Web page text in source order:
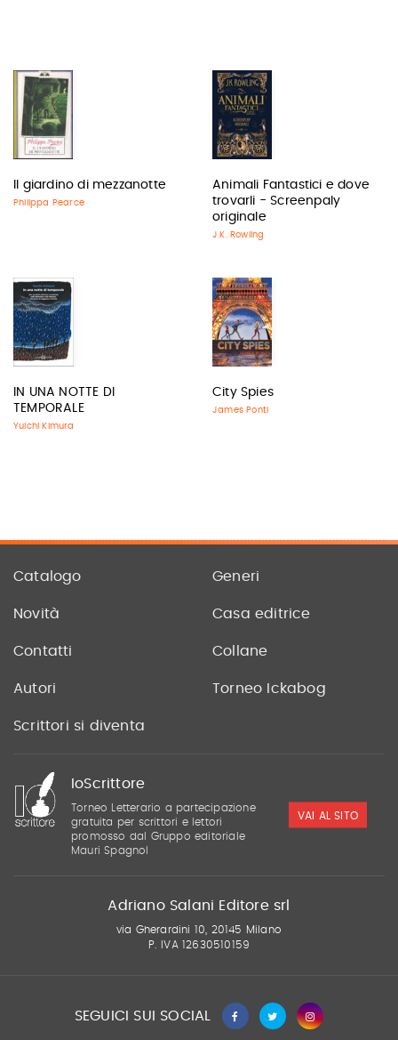
Il giardino di mezzanotte
Philippa Pearce
Animali Fantastici e dove
trovarli - Screenpaly
originale
J.K. Rowling
IN UNA NOTTE DI
TEMPORALE
Yuichi Kimura
City Spies
James Ponti
Catalogo Generi
Novità Casa editrice
Contatti Collane
Autori Torneo Ickabog
Scrittori si diventa
IoScrittore
Torneo Letterario a partecipazione
gratuita per scrittori e lettori
promosso dal Gruppo editoriale
Mauri Spagnol
VAI AL SITO
Adriano Salani Editore srl
via Gherardini 10, 20145 Milano
P. IVA 12630510159
SEGUICI SUI SOCIAL